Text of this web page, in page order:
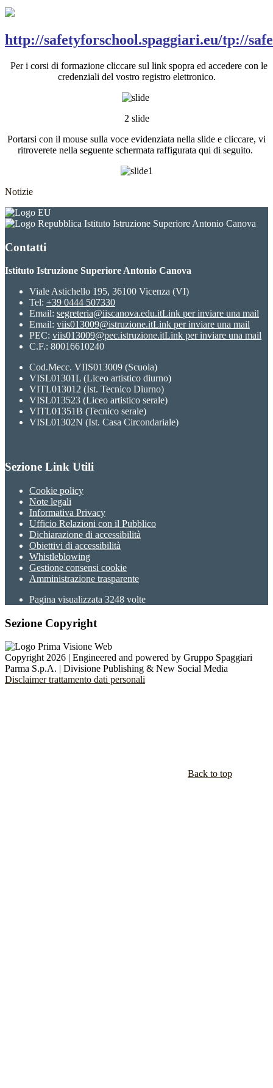
http://safetyforschool.spaggiari.eu/tp://
Per i corsi di formazione cliccare sul link spopra ed accedere con le
credenziali del vostro registro elettronico.
2 slide
Portarsi con il mouse sulla voce evidenziata nella slide e cliccare, vi
ritroverete nella seguente schermata raffigurata qui di seguito.
Notizie
Istituto Istruzione Superiore Antonio Canova
Contatti
Istituto Istruzione Superiore Antonio Canova
Viale Astichello 195, 36100 Vicenza (VI)
Tel: +39 0444 507330
Email: segreteria@iiscanova.edu.itLink per inviare una mail
Email: viis013009@istruzione.itLink per inviare una mail
PEC: viis013009@pec.istruzione.itLink per inviare una mail
C.F.: 80016610240
Cod.Mecc. VIIS013009 (Scuola)
VISL01301L (Liceo artistico diurno)
VITL013012 (Ist. Tecnico Diurno)
VISL013523 (Liceo artistico serale)
VITL01351B (Tecnico serale)
VISL01302N (Ist. Casa Circondariale)
Sezione Link Utili
Cookie policy
Note legali
Informativa Privacy
Ufficio Relazioni con il Pubblico
Dichiarazione di accessibilità
Obiettivi di accessibilità
Whistleblowing
Gestione consensi cookie
Amministrazione trasparente
Pagina visualizzata 3248 volte
Sezione Copyright
Copyright 2026 | Engineered and powered by Gruppo Spaggiari
Parma S.p.A. | Divisione Publishing & New Social Media
Disclaimer trattamento dati personali
Back to top